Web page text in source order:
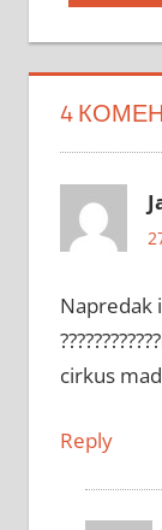
Post:
4
Napredak
cirkus
Reply